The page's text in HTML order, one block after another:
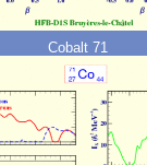
Cobalt 71